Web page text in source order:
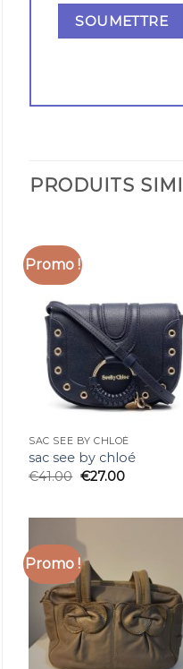
PRODUITS
Promo !
SAC SEE BY CHLOÉ
sac see by chloé
€41.00 €27.00
Promo !